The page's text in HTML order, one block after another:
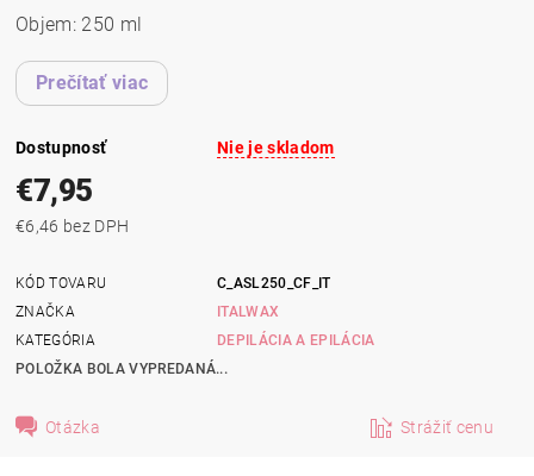
Objem: 250 ml
Prečítať viac
Dostupnosť Nie je skladom
€7,95
€6,46 bez DPH
KÓD TOVARU
C_ASL250_CF_IT
ZNAČKA
ITALWAX
KATEGÓRIA
DEPILÁCIA A EPILÁCIA
POLOŽKA BOLA VYPREDANÁ...
Otázka Strážiť cenu